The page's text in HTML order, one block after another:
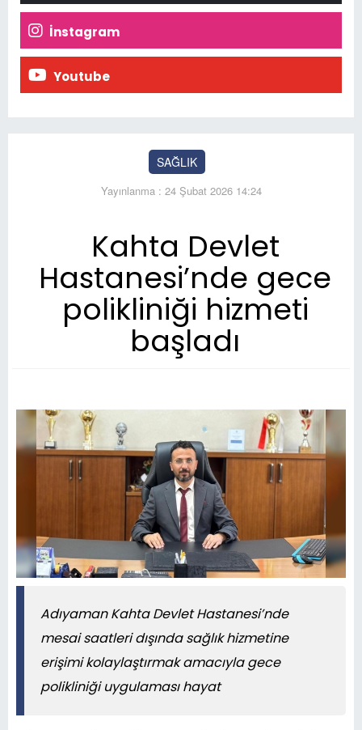
İnstagram
Youtube
SAĞLIK
Yayınlanma : 24 Şubat 2026 14:24
Kahta Devlet
Hastanesi’nde gece
polikliniği hizmeti
başladı
Adıyaman Kahta Devlet Hastanesi’nde
mesai saatleri dışında sağlık hizmetine
erişimi kolaylaştırmak amacıyla gece
polikliniği uygulaması hayat